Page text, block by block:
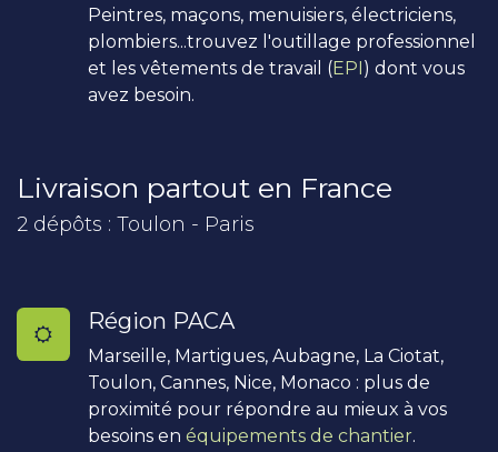
Peintres, maçons, menuisiers, électriciens,
plombiers...trouvez l'outillage professionnel
et les vêtements de travail (EPI) dont vous
avez besoin.
Livraison partout en France
2 dépôts : Toulon - Paris
Région PACA
Marseille, Martigues, Aubagne, La Ciotat,
Toulon, Cannes, Nice, Monaco : plus de
proximité pour répondre au mieux à vos
besoins en équipements de chantier.